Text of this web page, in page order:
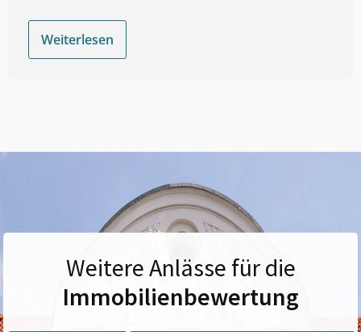
Weiterlesen
Weitere Anlässe für die
Immobilienbewertung